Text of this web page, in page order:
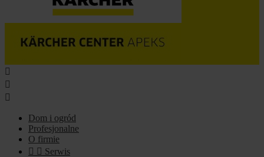



Dom i ogród
Profesjonalne
O firmie
  Serwis